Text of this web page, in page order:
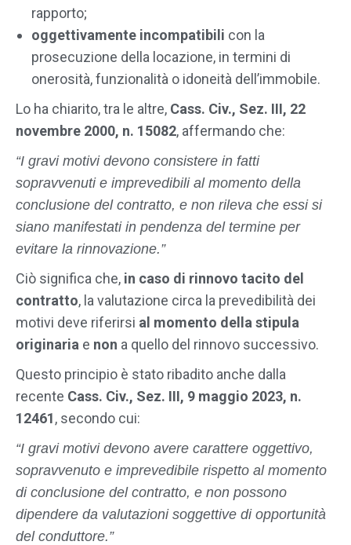
rapporto;
oggettivamente incompatibili con la
prosecuzione della locazione, in termini di
onerosità, funzionalità o idoneità dell’immobile.
Lo ha chiarito, tra le altre, Cass. Civ., Sez. III, 22
novembre 2000, n. 15082, affermando che:
“I gravi motivi devono consistere in fatti
sopravvenuti e imprevedibili al momento della
conclusione del contratto, e non rileva che essi si
siano manifestati in pendenza del termine per
evitare la rinnovazione.”
Ciò significa che, in caso di rinnovo tacito del
contratto, la valutazione circa la prevedibilità dei
motivi deve riferirsi al momento della stipula
originaria e non a quello del rinnovo successivo.
Questo principio è stato ribadito anche dalla
recente Cass. Civ., Sez. III, 9 maggio 2023, n.
12461, secondo cui:
“I gravi motivi devono avere carattere oggettivo,
sopravvenuto e imprevedibile rispetto al momento
di conclusione del contratto, e non possono
dipendere da valutazioni soggettive di opportunità
del conduttore.”